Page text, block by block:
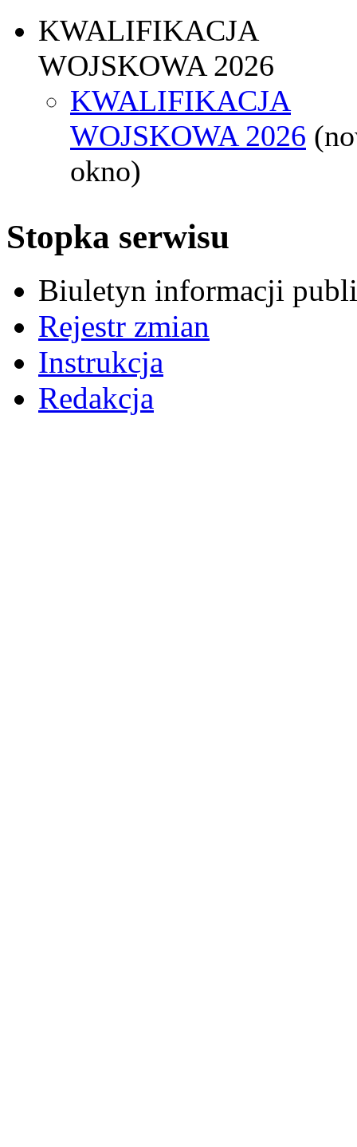
KWALIFIKACJA
WOJSKOWA 2026
KWALIFIKACJA
WOJSKOWA 2026
okno)
Stopka serwisu
Biuletyn informacji
Rejestr zmian
Instrukcja
Redakcja